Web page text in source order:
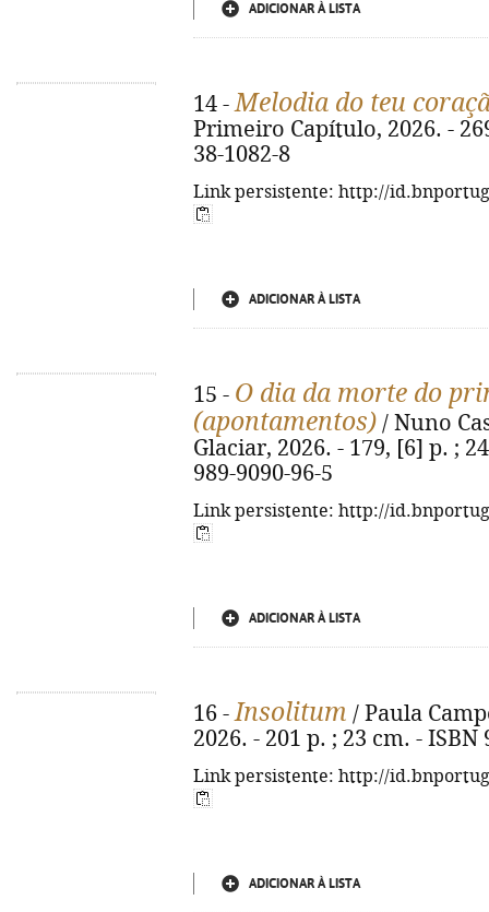
ADICIONAR À LISTA
14 -Melodia do teu
Primeiro Capítulo, 2026. -
38-1082-8
Link persistente: http://
ADICIONAR À LISTA
15 - O dia da morte do
(apontamentos) / Nuno
Glaciar, 2026. - 179, [6] p. ;
989-9090-96-5
Link persistente: http://
ADICIONAR À LISTA
16 -Insolitum / Paula
2026. - 201 p. ; 23 cm. - ISBN
Link persistente: http://
ADICIONAR À LISTA